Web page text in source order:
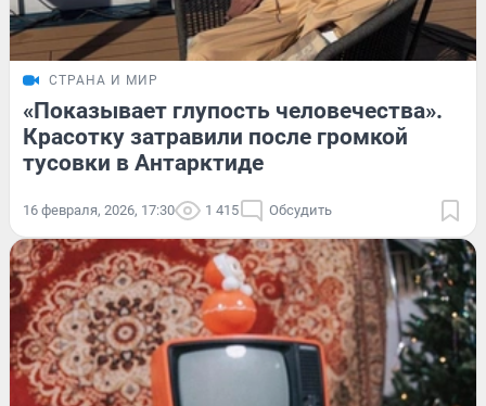
СТРАНА И МИР
«Показывает глупость человечества».
Красотку затравили после громкой
тусовки в Антарктиде
16 февраля, 2026, 17:30 1 415 Обсудить